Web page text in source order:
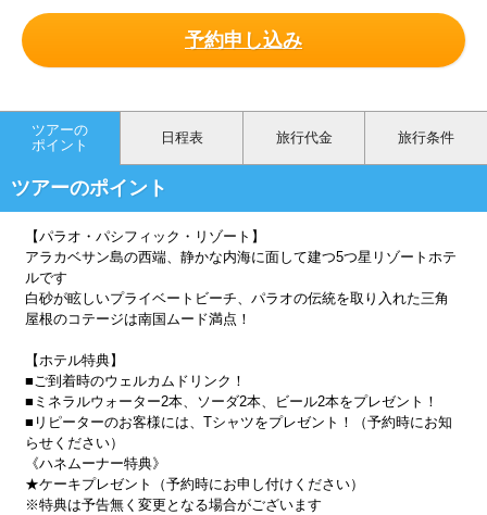
予約申し込み
ツアーの
ポイント
日程表 旅行代金 旅行条件
ツアーのポイント
【パラオ・パシフィック・リゾート】
アラカベサン島の西端、静かな内海に面して建つ5つ星リゾートホテ
ルです
白砂が眩しいプライベートビーチ、パラオの伝統を取り入れた三角
屋根のコテージは南国ムード満点！
【ホテル特典】
■ご到着時のウェルカムドリンク！
■ミネラルウォーター2本、ソーダ2本、ビール2本をプレゼント！
■リピーターのお客様には、Tシャツをプレゼント！（予約時にお知
らせください）
《ハネムーナー特典》
★ケーキプレゼント（予約時にお申し付けください）
※特典は予告無く変更となる場合がございます